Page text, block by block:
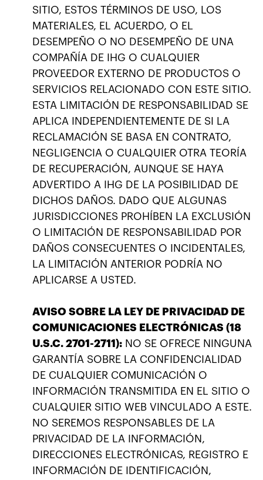
SITIO, ESTOS TÉRMINOS DE USO, LOS
MATERIALES, EL ACUERDO, O EL
DESEMPEÑO O NO DESEMPEÑO DE UNA
COMPAÑÍA DE IHG O CUALQUIER
PROVEEDOR EXTERNO DE PRODUCTOS O
SERVICIOS RELACIONADO CON ESTE SITIO.
ESTA LIMITACIÓN DE RESPONSABILIDAD SE
APLICA INDEPENDIENTEMENTE DE SI LA
RECLAMACIÓN SE BASA EN CONTRATO,
NEGLIGENCIA O CUALQUIER OTRA TEORÍA
DE RECUPERACIÓN, AUNQUE SE HAYA
ADVERTIDO A IHG DE LA POSIBILIDAD DE
DICHOS DAÑOS. DADO QUE ALGUNAS
JURISDICCIONES PROHÍBEN LA EXCLUSIÓN
O LIMITACIÓN DE RESPONSABILIDAD POR
DAÑOS CONSECUENTES O INCIDENTALES,
LA LIMITACIÓN ANTERIOR PODRÍA NO
APLICARSE A USTED.
AVISO SOBRE LA LEY DE PRIVACIDAD DE
COMUNICACIONES ELECTRÓNICAS (18
U.S.C. 2701-2711): NO SE OFRECE NINGUNA
GARANTÍA SOBRE LA CONFIDENCIALIDAD
DE CUALQUIER COMUNICACIÓN O
INFORMACIÓN TRANSMITIDA EN EL SITIO O
CUALQUIER SITIO WEB VINCULADO A ESTE.
NO SEREMOS RESPONSABLES DE LA
PRIVACIDAD DE LA INFORMACIÓN,
DIRECCIONES ELECTRÓNICAS, REGISTRO E
INFORMACIÓN DE IDENTIFICACIÓN,